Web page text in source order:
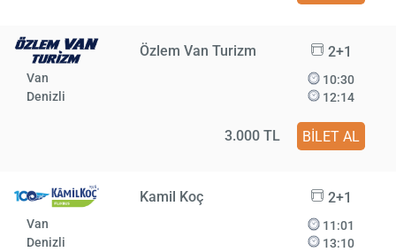
Özlem Van Turizm 2+1
Van
Denizli
10:30
12:14
3.000 TL BİLET AL
Kamil Koç 2+1
Van
Denizli
11:01
13:10